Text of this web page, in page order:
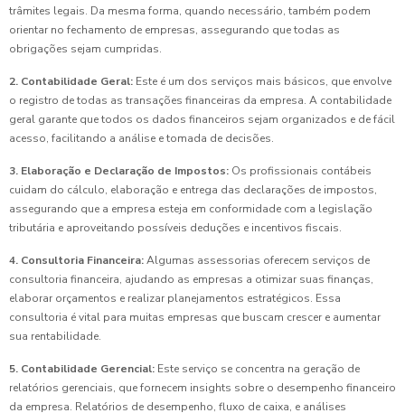
trâmites legais. Da mesma forma, quando necessário, também podem
orientar no fechamento de empresas, assegurando que todas as
obrigações sejam cumpridas.
2. Contabilidade Geral: Este é um dos serviços mais básicos, que envolve
o registro de todas as transações financeiras da empresa. A contabilidade
geral garante que todos os dados financeiros sejam organizados e de fácil
acesso, facilitando a análise e tomada de decisões.
3. Elaboração e Declaração de Impostos: Os profissionais contábeis
cuidam do cálculo, elaboração e entrega das declarações de impostos,
assegurando que a empresa esteja em conformidade com a legislação
tributária e aproveitando possíveis deduções e incentivos fiscais.
4. Consultoria Financeira:Algumas assessorias oferecem serviços de
consultoria financeira, ajudando as empresas a otimizar suas finanças,
elaborar orçamentos e realizar planejamentos estratégicos. Essa
consultoria é vital para muitas empresas que buscam crescer e aumentar
sua rentabilidade.
5. Contabilidade Gerencial: Este serviço se concentra na geração de
relatórios gerenciais, que fornecem insights sobre o desempenho financeiro
da empresa. Relatórios de desempenho, fluxo de caixa, e análises